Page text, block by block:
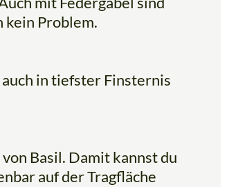
kein Problem.
in tiefster Finsternis
Basil. Damit kannst du
auf der Tragfläche